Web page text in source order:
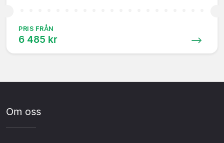
PRIS FRÅN
6 485 kr
Om oss